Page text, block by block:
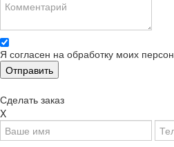
Я согласен на обработку моих
Сделать заказ
X